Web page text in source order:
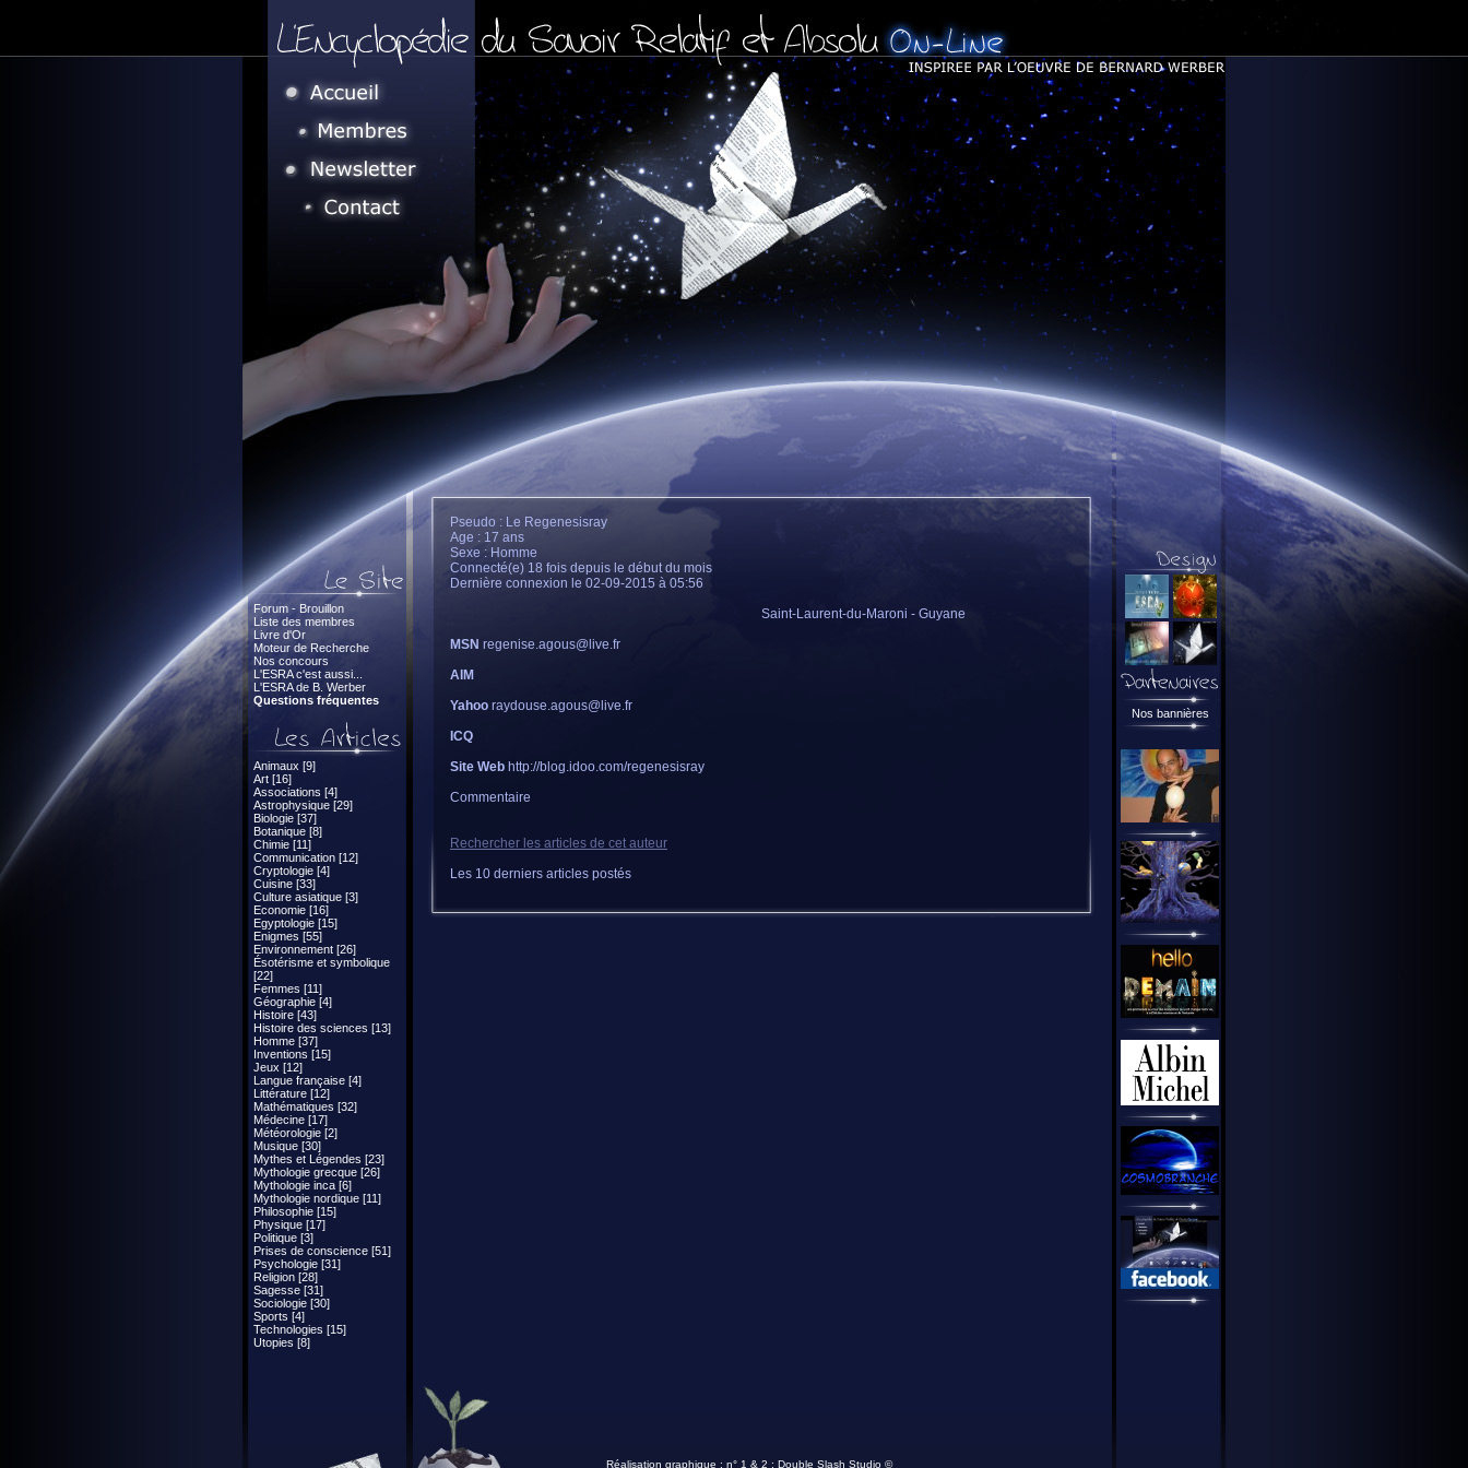
Forum - Brouillon
Liste des membres
Livre d'Or
Moteur de Recherche
Nos concours
L'ESRA c'est aussi...
L'ESRA de B. Werber
Questions fréquentes
Animaux [9]
Art [16]
Associations [4]
Astrophysique [29]
Biologie [37]
Botanique [8]
Chimie [11]
Communication [12]
Cryptologie [4]
Cuisine [33]
Culture asiatique [3]
Economie [16]
Egyptologie [15]
Enigmes [55]
Environnement [26]
Ésotérisme et symbolique
[22]
Femmes [11]
Géographie [4]
Histoire [43]
Histoire des sciences [13]
Homme [37]
Inventions [15]
Jeux [12]
Langue française [4]
Littérature [12]
Mathématiques [32]
Médecine [17]
Météorologie [2]
Musique [30]
Mythes et Légendes [23]
Mythologie grecque [26]
Mythologie inca [6]
Mythologie nordique [11]
Philosophie [15]
Physique [17]
Politique [3]
Prises de conscience [51]
Psychologie [31]
Religion [28]
Sagesse [31]
Sociologie [30]
Sports [4]
Technologies [15]
Utopies [8]
Pseudo : Le Regenesisray
Age : 17 ans
Sexe : Homme
Connecté(e) 18 fois depuis le début du mois
Dernière connexion le 02-09-2015 à 05:56
Saint-Laurent-du-Maroni - Guyane
MSN regenise.agous@live.fr
AIM
Yahoo raydouse.agous@live.fr
ICQ
Site Web http://blog.idoo.com/regenesisray
Commentaire
Rechercher les articles de cet auteur
Les 10 derniers articles postés
Nos bannières
Réalisation graphique : n° 1 & 2 : Double Slash Studio ©